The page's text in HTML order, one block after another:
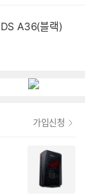
A36(블랙)
가입신청